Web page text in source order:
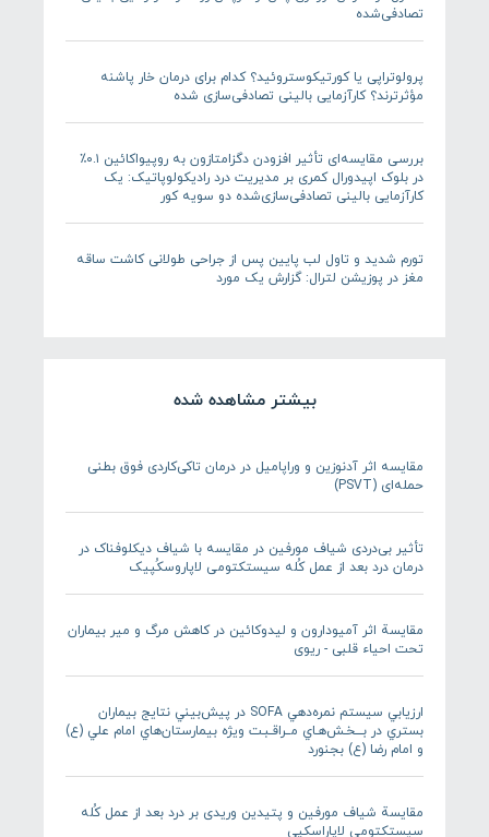
تصادفی‌شده
پرولوتراپی یا کورتیکوستروئید؟ کدام برای درمان خار پاشنه
مؤثرترند؟ کارآزمایی بالینی تصادفی‌سازی شده
بررسی مقایسه‌ای تأثیر افزودن دگزامتازون به روپیواکائین ۰.۱٪
در بلوک اپیدورال کمری بر مدیریت درد رادیکولوپاتیک: یک
کارآزمایی بالینی تصادفی‌سازی‌شده دو سویه کور
تورم شدید و تاول لب پایین پس از جراحی طولانی کاشت ساقه
مغز در پوزیشن لترال: گزارش یک مورد
بیشتر مشاهده شده
مقایسه اثر آدنوزین و وراپامیل در درمان تاکی‌کاردی فوق بطنی
حمله‌ای (PSVT)
تأثیر بی‌دردی شیاف مورفین در مقایسه با شیاف دیکلوفناک در
درمان درد بعد از عمل کُله ‌سیستکتومی لاپاروسکُپیک
مقایسة اثر آمیودارون و لیدوکائین در کاهش مرگ و میر بیماران
تحت احیاء قلبی - ریوی
ارزيابي سيستم نمره‌دهي SOFA در پيش‌بيني نتايج بيماران
بستري در بـــخـش‌هـاي مــراقـبـت وي‍ژه بيمارستان‌هاي امام علي (ع)
و امام رضا (ع) بجنورد
مقایسة شیاف مورفین و پتیدین وریدی بر درد بعد از عمل کُله
سیستکتومی لاپاراسکپی